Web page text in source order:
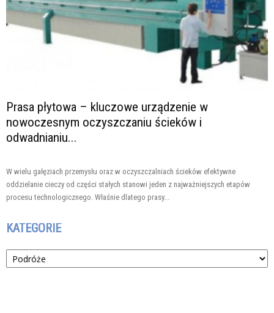
Prasa płytowa – kluczowe urządzenie w
nowoczesnym oczyszczaniu ścieków i
odwadnianiu...
W wielu gałęziach przemysłu oraz w oczyszczalniach ścieków efektywne
oddzielanie cieczy od części stałych stanowi jeden z najważniejszych etapów
procesu technologicznego. Właśnie dlatego prasy...
KATEGORIE
Kategorie